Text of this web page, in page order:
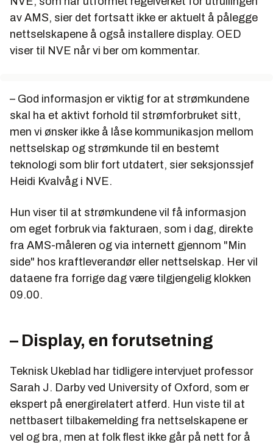
av AMS, sier det fortsatt ikke er aktuelt å pålegge
nettselskapene å også installere display. OED
viser til NVE når vi ber om kommentar.
– God informasjon er viktig for at strømkundene
skal ha et aktivt forhold til strømforbruket sitt,
men vi ønsker ikke å låse kommunikasjon mellom
nettselskap og strømkunde til en bestemt
teknologi som blir fort utdatert, sier seksjonssjef
Heidi Kvalvåg i NVE.
Hun viser til at strømkundene vil få informasjon
om eget forbruk via fakturaen, som i dag, direkte
fra AMS-måleren og via internett gjennom "Min
side" hos kraftleverandør eller nettselskap. Her vil
dataene fra forrige dag være tilgjengelig klokken
09.00.
– Display, en forutsetning
Teknisk Ukeblad har tidligere intervjuet professor
Sarah J. Darby ved University of Oxford, som er
ekspert på energirelatert atferd. Hun viste til at
nettbasert tilbakemelding fra nettselskapene er
vel og bra, men at folk flest ikke går på nett for å